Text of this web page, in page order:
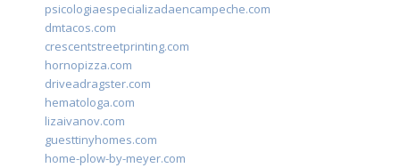
psicologiaespecializadaencampeche.com
dmtacos.com
crescentstreetprinting.com
hornopizza.com
driveadragster.com
hematologa.com
lizaivanov.com
guesttinyhomes.com
home-plow-by-meyer.com